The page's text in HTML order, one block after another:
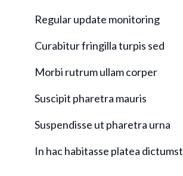
Regular update monitoring
Curabitur fringilla turpis sed
Morbi rutrum ullam corper
Suscipit pharetra mauris
Suspendisse ut pharetra urna
In hac habitasse platea dictumst